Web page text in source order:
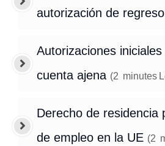
autorización de regreso
Autorizaciones
cuenta ajena (2 minutes
Derecho de residencia
de empleo en la UE (2